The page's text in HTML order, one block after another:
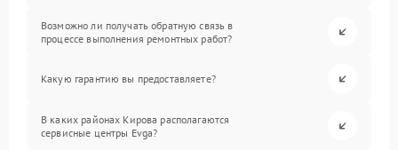
Возможно ли получать обратную связь в
процессе выполнения ремонтных работ?
Какую гарантию вы предоставляете?
В каких районах Кирова располагаются
сервисные центры Evga?